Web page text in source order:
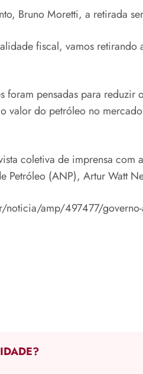
Bruno Moretti, a retirada
fiscal, vamos
foram pensadas para
valor do petróleo no
coletiva de imprensa
Petróleo (ANP), Artur Watt
amp/497477/